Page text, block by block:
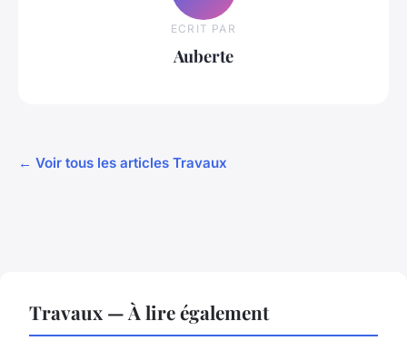
ECRIT PAR
Auberte
← Voir tous les articles Travaux
Travaux — À lire également